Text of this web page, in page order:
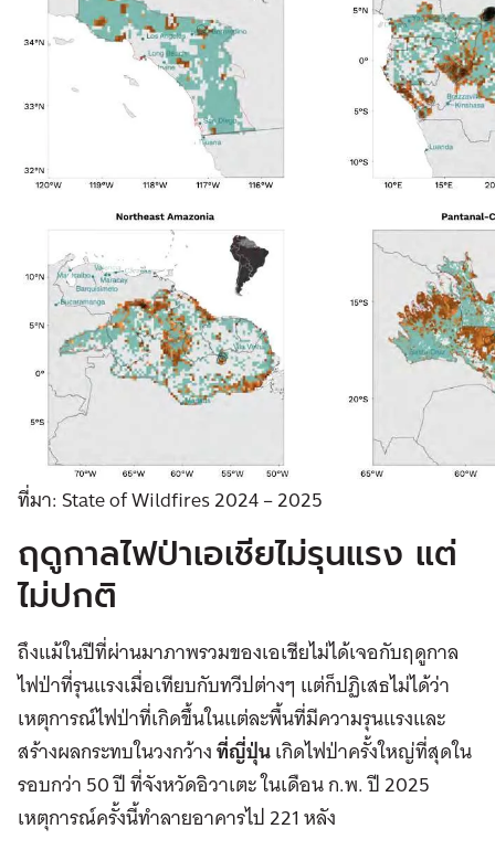
ที่มา: State of Wildfires 2024 – 2025
ฤดูกาลไฟป่าเอเชียไม่รุนแรง แต่
ไม่ปกติ
ถึงแม้ในปีที่ผ่านมาภาพรวมของเอเชียไม่ได้เจอกับฤดูกาล
ไฟป่าที่รุนแรงเมื่อเทียบกับทวีปต่างๆ แต่ก็ปฏิเสธไม่ได้ว่า
เหตุการณ์ไฟป่าที่เกิดขึ้นในแต่ละพื้นที่มีความรุนแรงและ
สร้างผลกระทบในวงกว้างที่ญี่ปุ่นเกิดไฟป่าครั้งใหญ่ที่สุดใน
รอบกว่า 50 ปี ที่จังหวัดอิวาเตะ ในเดือน ก.พ. ปี 2025
เหตุการณ์ครั้งนี้ทำลายอาคารไป 221 หลัง